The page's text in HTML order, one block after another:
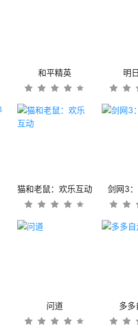
和平精英 明
猫和老鼠：欢乐互动 剑网3
问道 多多